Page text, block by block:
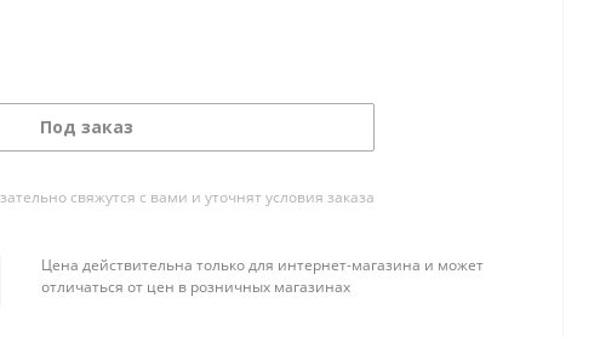
Под заказ
свяжутся с вами и уточнят условия заказа
Цена действительна только для интернет-магазина и может
отличаться от цен в розничных магазинах